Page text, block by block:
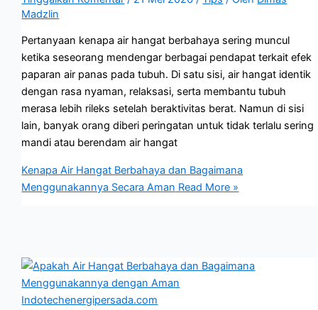
Madzlin
Pertanyaan kenapa air hangat berbahaya sering muncul
ketika seseorang mendengar berbagai pendapat terkait efek
paparan air panas pada tubuh. Di satu sisi, air hangat identik
dengan rasa nyaman, relaksasi, serta membantu tubuh
merasa lebih rileks setelah beraktivitas berat. Namun di sisi
lain, banyak orang diberi peringatan untuk tidak terlalu sering
mandi atau berendam air hangat
Kenapa Air Hangat Berbahaya dan Bagaimana
Menggunakannya Secara Aman Read More »